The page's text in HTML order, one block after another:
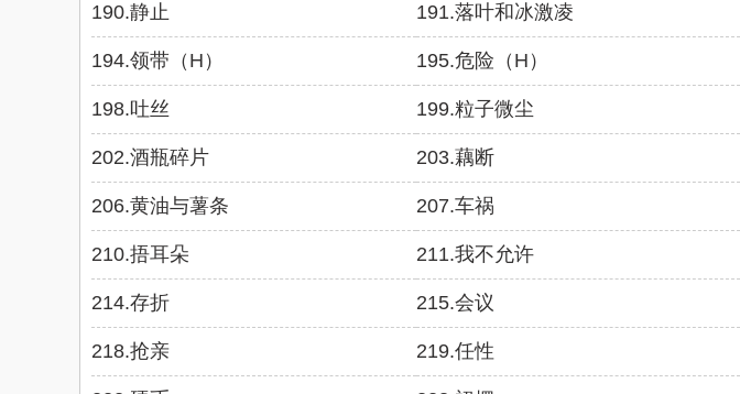
190.静止 191.落叶和冰激凌
194.领带（H） 195.危险（H）
198.吐丝 199.粒子微尘
202.酒瓶碎片 203.藕断
206.黄油与薯条 207.车祸
210.捂耳朵 211.我不允许
214.存折 215.会议
218.抢亲 219.任性